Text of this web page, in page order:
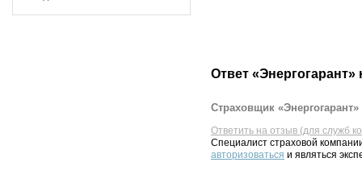
Ответ «Энергогарант»
Страховщик
Ответить на отзыв (для служб
Специалист страховой
авторизоваться и являться